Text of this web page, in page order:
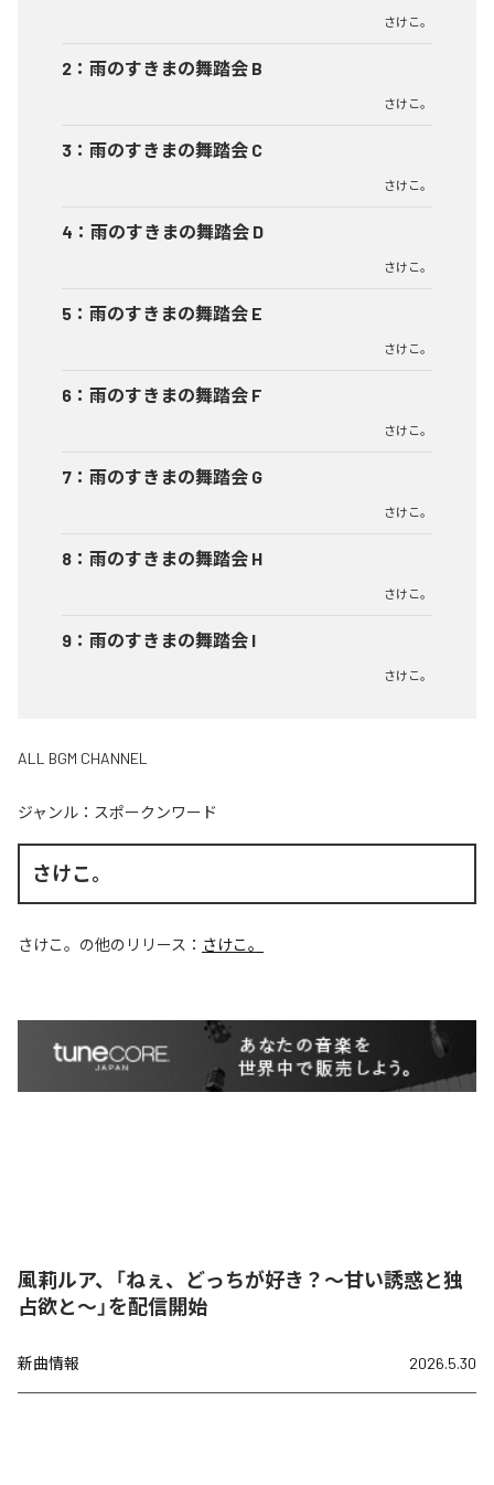
さけこ。
2 ： 雨のすきまの舞踏会 B
さけこ。
3 ： 雨のすきまの舞踏会 C
さけこ。
4 ： 雨のすきまの舞踏会 D
さけこ。
5 ： 雨のすきまの舞踏会 E
さけこ。
6 ： 雨のすきまの舞踏会 F
さけこ。
7 ： 雨のすきまの舞踏会 G
さけこ。
8 ： 雨のすきまの舞踏会 H
さけこ。
9 ： 雨のすきまの舞踏会 I
さけこ。
ALL BGM CHANNEL
ジャンル： スポークンワード
さけこ。
さけこ。 の他のリリース： さけこ。
風莉ルア、「ねぇ、どっちが好き？～甘い誘惑と独
占欲と～」を配信開始
新曲情報 2026.5.30